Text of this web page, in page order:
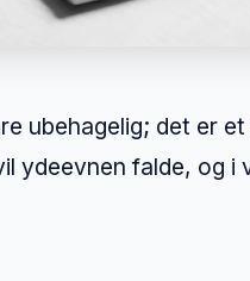
ubehagelig; det er
ydeevnen falde, og